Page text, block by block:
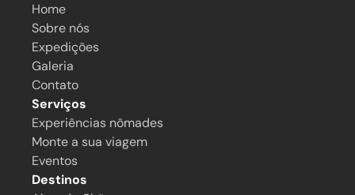
Home
Sobre nós
Expedições
Galeria
Contato
Serviços
Experiências nômades
Monte a sua viagem
Eventos
Destinos